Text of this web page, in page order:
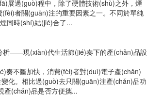
展過(guò)程中，除了硬體技術(shù)之外，煙
者關(guān)注的重要因素之一。不同於單純
同時(shí)結(jié)合了...
析——現(xiàn)代生活節(jié)奏下的產(chǎn)品設
奏不斷加快，消費(fèi)者對(duì)電子產(chǎn)
化。相比過(guò)去只關(guān)注產(chǎn)品功
產(chǎn)品是否方便攜...